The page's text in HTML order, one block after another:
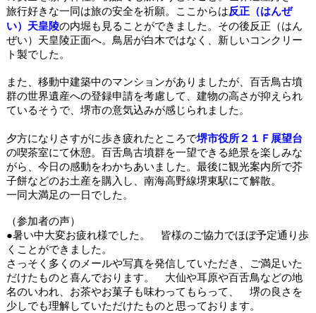
旅行好きな一同は旅の安全を祈願。ここからは反正（はんぜ
い）天皇陵の内堀も見ることができました。その後反正（はん
ぜい）天皇陵正面へ。鳥居が白木ではなく、新しいコンクリー
ト製でした。
また、移動中建築中のマンションがありましたが、百舌鳥古墳
群の世界遺産への登録申請を考慮して、建物の高さが抑えられ
ているそうで、 堺市の意気込みが感じられました。
夕方になりさすがに歩き疲れたところで堺市役所２１Ｆ展望台
の喫茶室にて休憩。百舌鳥古墳群を一望できる絶景を楽しみな
がら、今日の感動をわかちあいました。最後に観光案内所で芥
子餅などのお土産を購入し、南海高野線堺東駅にて解散。
一同大満足の一日でした。
（参加者の声）
●暑い中大変お疲れ様でした。 皆様のご協力でほぼ予定通り歩
くことができました。
さっそく多くのメールや写真を発信していただき、ご満足いた
だけたものと喜んでおります。 大仙や耳原や百舌鳥などの地
名のいわれ、お茶やお菓子も味わってもらって、 堺の良さを
少しでも理解していただけたものと思っております。